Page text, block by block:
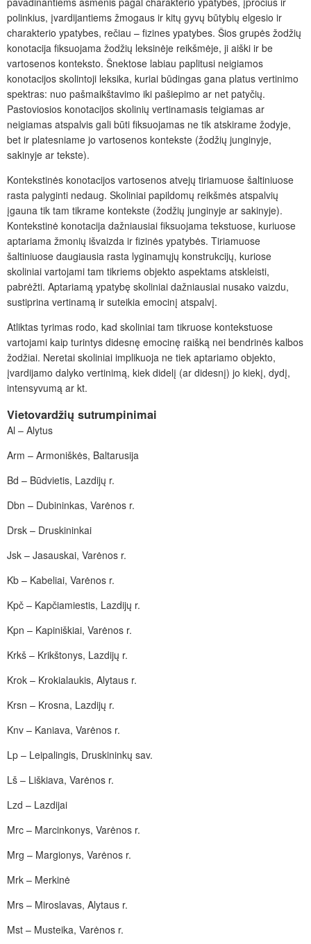
polinkius, įvardijantiems žmogaus ir kitų gyvų būtybių elgesio ir
charakterio ypatybes, rečiau – fizines ypatybes. Šios grupės žodžių
konotacija fiksuojama žodžių leksinėje reikšmėje, ji aiški ir be
vartosenos konteksto. Šnektose labiau paplitusi neigiamos
konotacijos skolintoji leksika, kuriai būdingas gana platus vertinimo
spektras: nuo pašmaikštavimo iki pašiepimo ar net patyčių.
Pastoviosios konotacijos skolinių vertinamasis teigiamas ar
neigiamas atspalvis gali būti fiksuojamas ne tik atskirame žodyje,
bet ir platesniame jo vartosenos kontekste (žodžių junginyje,
sakinyje ar tekste).
Kontekstinės konotacijos vartosenos atvejų tiriamuose šaltiniuose
rasta palyginti nedaug. Skoliniai papildomų reikšmės atspalvių
įgauna tik tam tikrame kontekste (žodžių junginyje ar sakinyje).
Kontekstinė konotacija dažniausiai fiksuojama tekstuose, kuriuose
aptariama žmonių išvaizda ir fizinės ypatybės. Tiriamuose
šaltiniuose daugiausia rasta lyginamųjų konstrukcijų, kuriose
skoliniai vartojami tam tikriems objekto aspektams atskleisti,
pabrėžti. Aptariamą ypatybę skoliniai dažniausiai nusako vaizdu,
sustiprina vertinamą ir suteikia emocinį atspalvį.
Atliktas tyrimas rodo, kad skoliniai tam tikruose kontekstuose
vartojami kaip turintys didesnę emocinę raišką nei bendrinės kalbos
žodžiai. Neretai skoliniai implikuoja ne tiek aptariamo objekto,
įvardijamo dalyko vertinimą, kiek didelį (ar didesnį) jo kiekį, dydį,
intensyvumą ar kt.
Vietovardžių sutrumpinimai
Al – Alytus
Arm – Armoniškės, Baltarusija
Bd – Būdvietis, Lazdijų r.
Dbn – Dubininkas, Varėnos r.
Drsk – Druskininkai
Jsk – Jasauskai, Varėnos r.
Kb – Kabeliai, Varėnos r.
Kpč – Kapčiamiestis, Lazdijų r.
Kpn – Kapiniškiai, Varėnos r.
Krkš – Krikštonys, Lazdijų r.
Krok – Krokialaukis, Alytaus r.
Krsn – Krosna, Lazdijų r.
Knv – Kaniava, Varėnos r.
Lp – Leipalingis, Druskininkų sav.
Lš – Liškiava, Varėnos r.
Lzd – Lazdijai
Mrc – Marcinkonys, Varėnos r.
Mrg – Margionys, Varėnos r.
Mrk – Merkinė
Mrs – Miroslavas, Alytaus r.
Mst – Musteika, Varėnos r.